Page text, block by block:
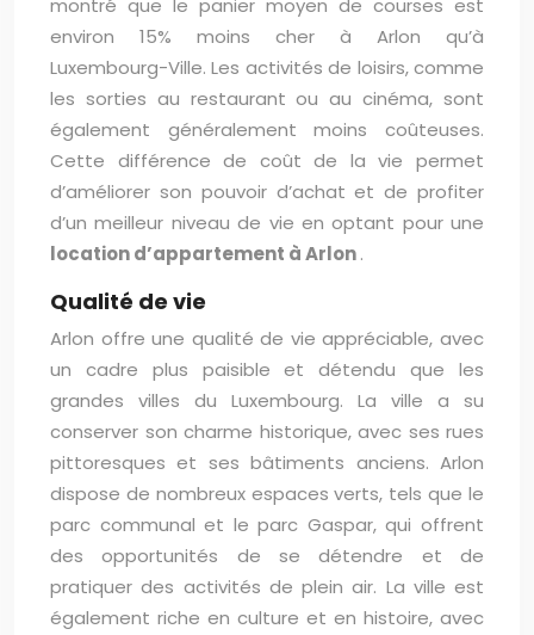
montré que le panier moyen de courses est
environ 15% moins cher à Arlon qu’à
Luxembourg-Ville. Les activités de loisirs, comme
les sorties au restaurant ou au cinéma, sont
également généralement moins coûteuses.
Cette différence de coût de la vie permet
d’améliorer son pouvoir d’achat et de profiter
d’un meilleur niveau de vie en optant pour une
location d’appartement à Arlon.
Qualité de vie
Arlon offre une qualité de vie appréciable, avec
un cadre plus paisible et détendu que les
grandes villes du Luxembourg. La ville a su
conserver son charme historique, avec ses rues
pittoresques et ses bâtiments anciens. Arlon
dispose de nombreux espaces verts, tels que le
parc communal et le parc Gaspar, qui offrent
des opportunités de se détendre et de
pratiquer des activités de plein air. La ville est
également riche en culture et en histoire, avec